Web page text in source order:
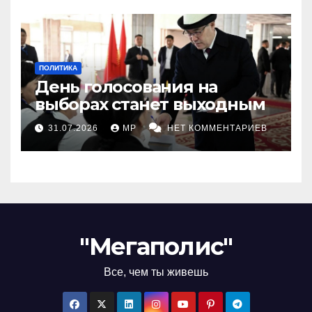
ПОЛИТИКА
День голосования на
выборах станет выходным
31.07.2026 MP НЕТ КОММЕНТАРИЕВ
"Мегаполис"
Все, чем ты живешь